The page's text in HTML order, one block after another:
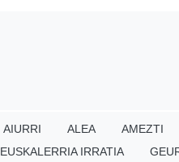
AIURRI ALEA AMEZTI
EUSKALERRIA IRRATIA